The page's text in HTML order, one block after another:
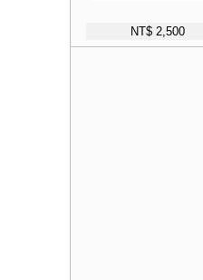
NT$ 2,500